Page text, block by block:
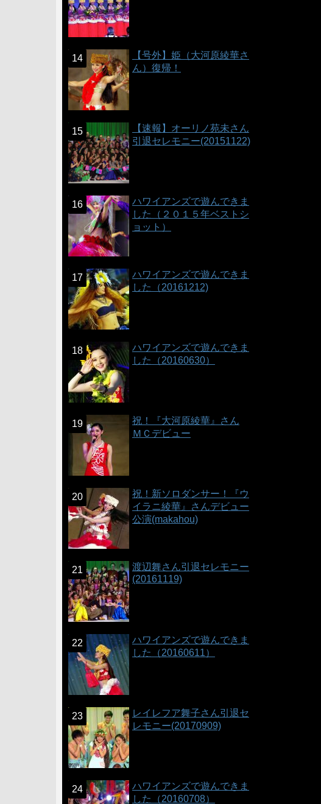
【号外】姫（大河原綾華さ
ん）復帰！
【速報】オーリノ苑未さん
引退セレモニー(20151122)
ハワイアンズで遊んできま
した（２０１５年ベストシ
ョット）
ハワイアンズで遊んできま
した（20161212)
ハワイアンズで遊んできま
した（20160630）
祝！『大河原綾華』さん
ＭＣデビュー
祝！新ソロダンサー！『ウ
イラニ綾華』さんデビュー
公演(makahou)
渡辺舞さん引退セレモニー
(20161119)
ハワイアンズで遊んできま
した（20160611）
レイレフア舞子さん引退セ
レモニー(20170909)
ハワイアンズで遊んできま
した（20160708）